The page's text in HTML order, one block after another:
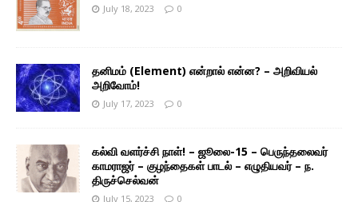
July 18, 2023 0
தனிமம் (Element) என்றால் என்ன? – அறிவியல்
அறிவோம்!
July 17, 2023 0
கல்வி வளர்ச்சி நாள்! – ஜூலை-15 – பெருந்தலைவர்
காமராஜர் – குழந்தைகள் பாடல் – எழுதியவர் – ந.
திருச்செல்வன்
July 15, 2023 0